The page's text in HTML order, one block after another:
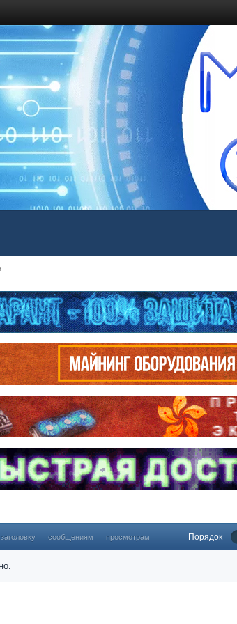
заголовку сообщениям просмотрам Порядок